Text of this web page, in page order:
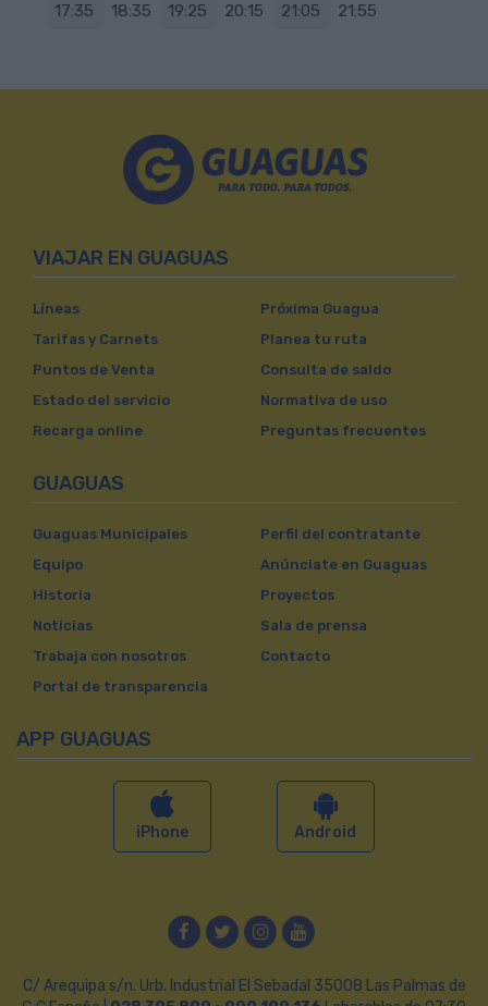
17:35
18:35 19:25 20:15 21:05 21:55
VIAJAR EN GUAGUAS
Líneas
Tarifas y Carnets
Puntos de Venta
Estado del servicio
Recarga online
Próxima Guagua
Planea tu ruta
Consulta de saldo
Normativa de uso
Preguntas frecuentes
GUAGUAS
Guaguas Municipales
Equipo
Historia
Noticias
Trabaja con nosotros
Portal de transparencia
Perfil del contratante
Anúnciate en Guaguas
Proyectos
Sala de prensa
Contacto
APP GUAGUAS
iPhone Android
FacebookTwitterInstagram
YouTube
C/ Arequipa s/n. Urb. Industrial El Sebadal 35008 Las Palmas de